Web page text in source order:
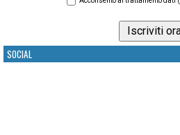
SOCIAL